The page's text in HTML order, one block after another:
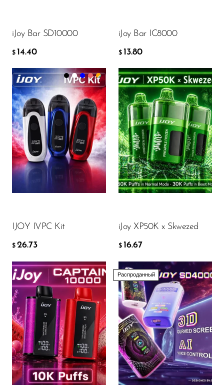
Milli Bar
Monster Bar
Monster Vape Labs
MTRX
Naked
Nexa
NIKO Bar
North
Off-Stamp
Packspod
PHUN
Pillow Talk
PYRO
Raz
RifBar
iJoy Bar SD10000
$ 14.40
iJoy Bar IC8000
$ 13.80
IJOY IVPC Kit
$ 26.73
Color:Black
26.73
iJoy XP50K x Skwezed
$ 16.67
Flavor
$16.67
Flavor
$8.91
Распроданный